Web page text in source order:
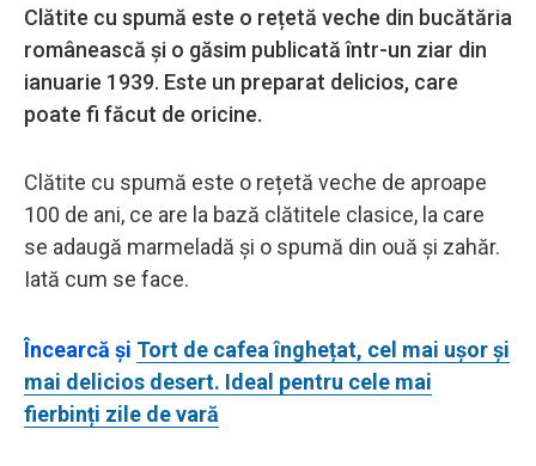
Clătite cu spumă este o rețetă veche din bucătăria
românească și o găsim publicată într-un ziar din
ianuarie 1939. Este un preparat delicios, care
poate fi făcut de oricine.
Clătite cu spumă este o rețetă veche de aproape
100 de ani, ce are la bază clătitele clasice, la care
se adaugă marmeladă și o spumă din ouă și zahăr.
Iată cum se face.
Încearcă și Tort de cafea înghețat, cel mai ușor și
mai delicios desert. Ideal pentru cele mai
fierbinți zile de vară